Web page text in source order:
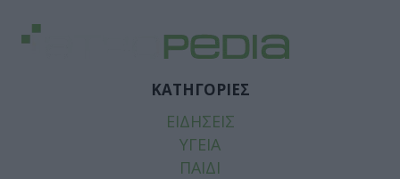
ΚΑΤΗΓΟΡΙΕΣ
ΕΙΔΗΣΕΙΣ
ΥΓΕΙΑ
ΠΑΙΔΙ